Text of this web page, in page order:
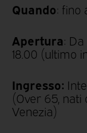
Quando: fino
Apertura:
18.00 (ultimo
Ingresso:
(Over 65,
Venezia)